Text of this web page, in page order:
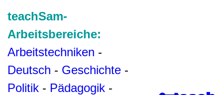
teachSam-
Arbeitsbereiche:
Arbeitstechniken -
Deutsch - Geschichte -
Politik - Pädagogik -